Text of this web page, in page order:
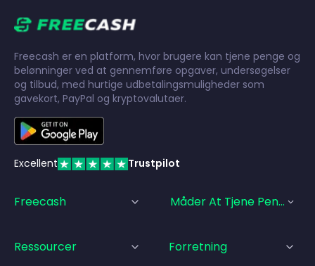
Freecash er en platform, hvor brugere kan tjene penge og
belønninger ved at gennemføre opgaver, undersøgelser
og tilbud, med hurtige udbetalingsmuligheder som
gavekort, PayPal og kryptovalutaer.
Excellent Trustpilot
Freecash Måder At Tjene Penge På
Ressourcer Forretning